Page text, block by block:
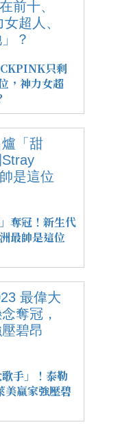
只剩
，神力女超
奪冠！新生代
最帥是這位
手」！泰勒
美贏家強壓碧